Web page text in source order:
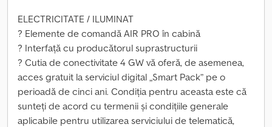
ELECTRICITATE / ILUMINAT
? Elemente de comandă AIR PRO în cabină
? Interfață cu producătorul suprastructurii
? Cutia de conectivitate 4 GW vă oferă, de asemenea,
acces gratuit la serviciul digital „Smart Pack” pe o
perioadă de cinci ani. Condiția pentru aceasta este că
sunteți de acord cu termenii și condițiile generale
aplicabile pentru utilizarea serviciului de telematică,